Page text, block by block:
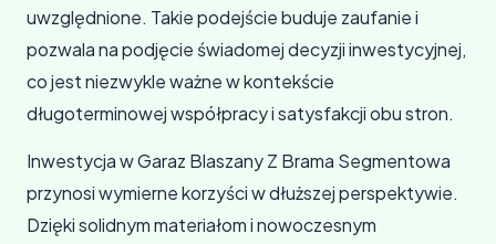
uwzględnione. Takie podejście buduje zaufanie i
pozwala na podjęcie świadomej decyzji inwestycyjnej,
co jest niezwykle ważne w kontekście
długoterminowej współpracy i satysfakcji obu stron.
Inwestycja w Garaz Blaszany Z Brama Segmentowa
przynosi wymierne korzyści w dłuższej perspektywie.
Dzięki solidnym materiałom i nowoczesnym